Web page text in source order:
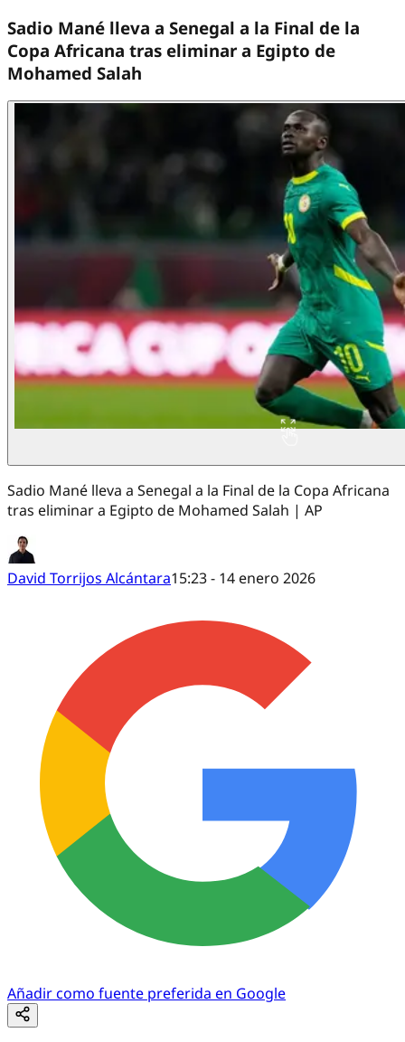
Sadio Mané lleva a Senegal a la Final de la
Copa Africana tras eliminar a Egipto de
Mohamed Salah
Sadio Mané lleva a Senegal a la Final de la Copa Africana
tras eliminar a Egipto de Mohamed Salah | AP
David Torrijos Alcántara15:23 - 14 enero 2026
Añadir como fuente preferida en Google